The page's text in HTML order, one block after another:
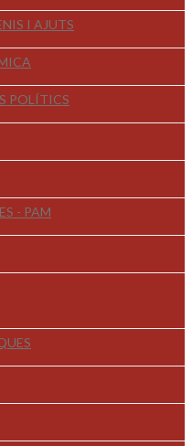
I AJUTS
POLÍTICS
- PAM